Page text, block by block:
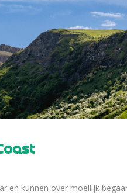
en kunnen over moeilijk